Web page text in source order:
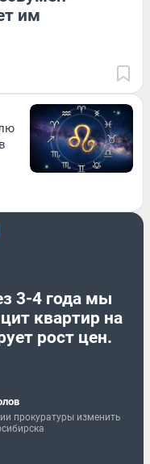
им
3-4 года мы
квартир на
рост цен.
прокуратуры изменить